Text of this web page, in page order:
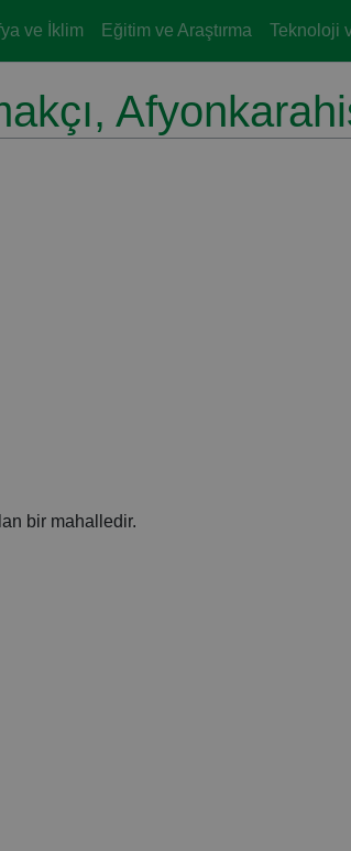
ve İklim Eğitim ve Araştırma Teknoloji
bir mahalledir.